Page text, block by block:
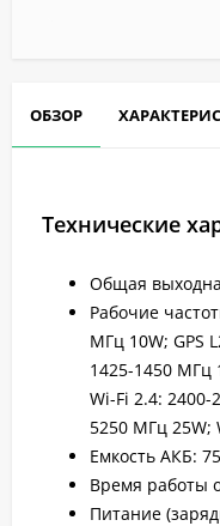
ОБЗОР
Технические
Общая
Рабочие
МГц 10W; GPS
1425-1450 МГц
Wi-Fi 2.4: 2400-
5250 МГц 25W;
Емкость АКБ:
Время работы
Питание